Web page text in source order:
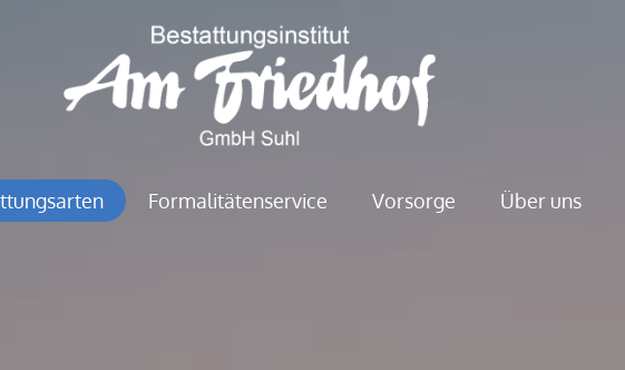
Formalitätenservice Vorsorge Über uns